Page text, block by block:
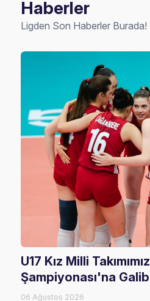
Haberler
Ligden Son Haberler Burada!
U17 Kız Milli
Şampiyonası'na
06 Ağustos 2026